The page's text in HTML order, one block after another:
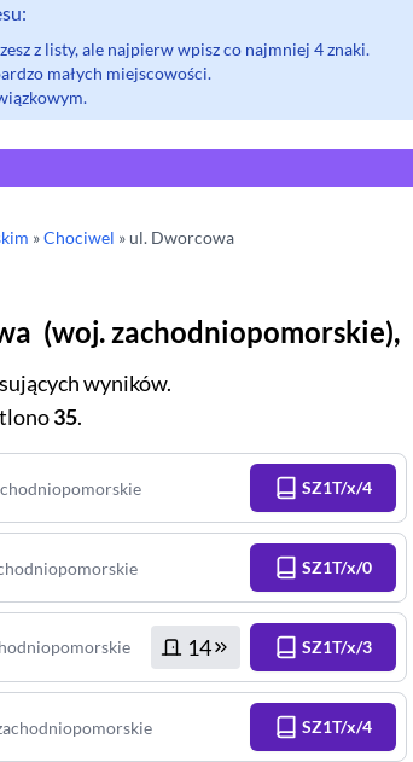
z listy, ale najpierw wpisz co najmniej 4 znaki.
małych miejscowości.
»Chociwel » ul. Dworcowa
(woj.zachodniopomorskie),
wyników.
35.
SZ1T/x/4
SZ1T/x/0
14 SZ1T/x/3
SZ1T/x/4